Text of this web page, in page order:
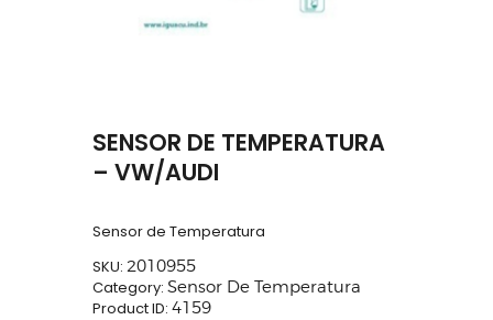
SENSOR DE TEMPERATURA
– VW/AUDI
Sensor de Temperatura
SKU: 2010955
Category: Sensor De Temperatura
Product ID: 4159